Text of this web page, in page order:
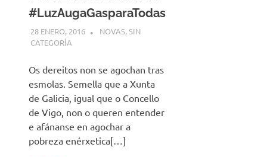
#LuzAugaGasparaTodas
28 ENERO, 2016 DESARROLLO
NOVAS,SIN
CATEGORÍA
Os dereitos non se agochan tras
esmolas. Semella que a Xunta
de Galicia, igual que o Concello
de Vigo, non o queren entender
e afánanse en agochar a
pobreza enérxetica[…]